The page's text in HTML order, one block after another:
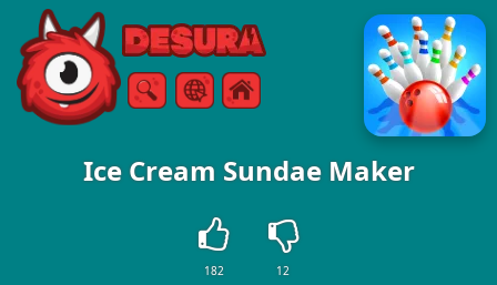
Free Online Games
AramaMenü
Ice Cream Sundae Maker
182 12